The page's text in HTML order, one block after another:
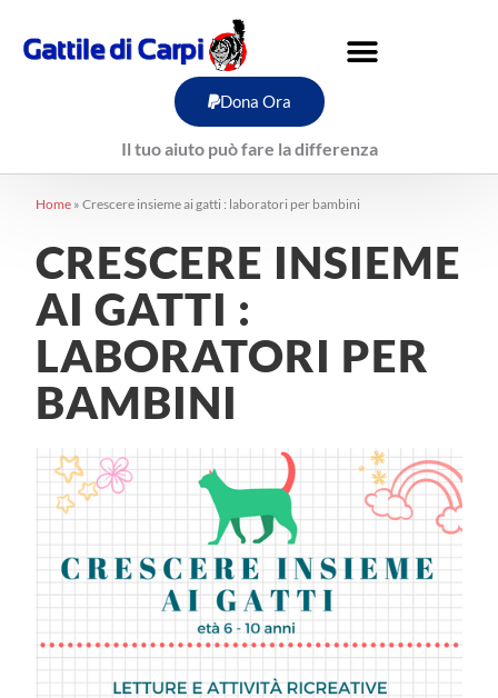
contenuto
Dona Ora
Il tuo aiuto può fare la differenza
Home » Crescere insieme ai gatti : laboratori per bambini
CRESCERE INSIEME
AI GATTI :
LABORATORI PER
BAMBINI